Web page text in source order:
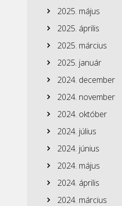
2025. május
2025. április
2025. március
2025. január
2024. december
2024. november
2024. október
2024. július
2024. június
2024. május
2024. április
2024. március